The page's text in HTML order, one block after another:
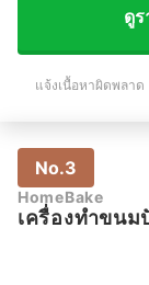
ดูร
แจ้งเนื้อหาผิดพลาด
No.3
HomeBake
เครื่องทำขนม